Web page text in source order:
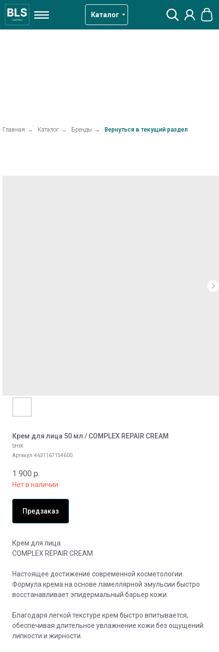
Каталог
Главная → Каталог → Бренды → Вернуться в текущий раздел
Крем для лица 50 мл / COMPLEX REPAIR CREAM
SHIK
Артикул:4631167154600
1 900 р.
Нет в наличии
Предзаказ
Крем для лица
COMPLEX REPAIR CREAM
Настоящее достижение современной косметологии.
Формула крема на основе ламеллярной эмульсии быстро
восстанавливает эпидермальный барьер кожи.
Благодаря легкой текстуре крем быстро впитывается,
обеспечивая длительное увлажнение кожи без ощущений
липкости и жирности.